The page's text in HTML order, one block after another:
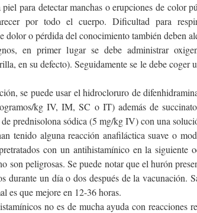
para detectar manchas o erupciones de color
por todo el cuerpo. Dificultad para
dolor o pérdida del conocimiento también deben
en primer lugar se debe administrar
en su defecto). Seguidamente se le debe coger
se puede usar el hidrocloruro de
kg IV, IM, SC o IT) además de
prednisolona sódica (5 mg/kg IV) con una
tenido alguna reacción anafiláctica suave o
con un antihistamínico en la siguiente
son peligrosas. Se puede notar que el hurón
durante un día o dos después de la vacunación.
es que mejore en 12-36 horas.
no es de mucha ayuda con reacciones